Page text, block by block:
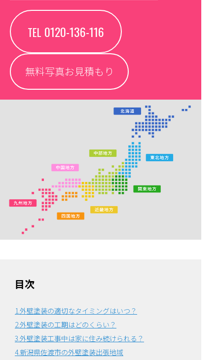
TEL 0120-136-116
無料写真お見積もり
目次
1.外壁塗装の適切なタイミングはいつ？
2.外壁塗装の工期はどのくらい？
3.外壁塗装工事中は家に住み続けられる？
4.新潟県佐渡市の外壁塗装出張地域